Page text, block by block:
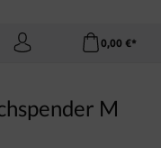
0,00 €*
M